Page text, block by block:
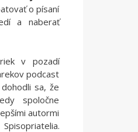
o písaní
a naberať
v pozadí
podcast
sa, že
spoločne
autormi